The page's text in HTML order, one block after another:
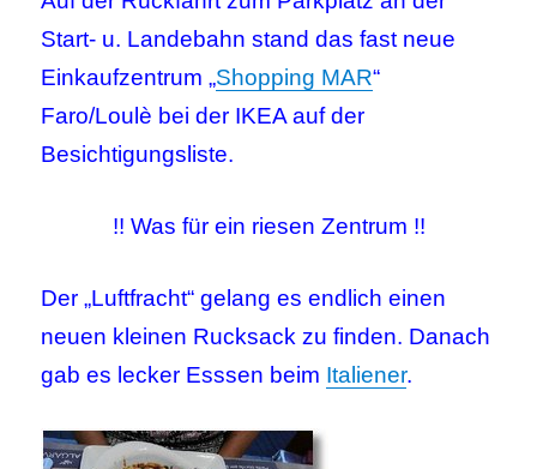
Start- u. Landebahn stand das fast neue
Einkaufzentrum „Shopping MAR“
Faro/Loulè bei der IKEA auf der
Besichtigungsliste.
!! Was für ein riesen Zentrum !!
Der „Luftfracht“ gelang es endlich einen
neuen kleinen Rucksack zu finden. Danach
gab es lecker Esssen beim Italiener.